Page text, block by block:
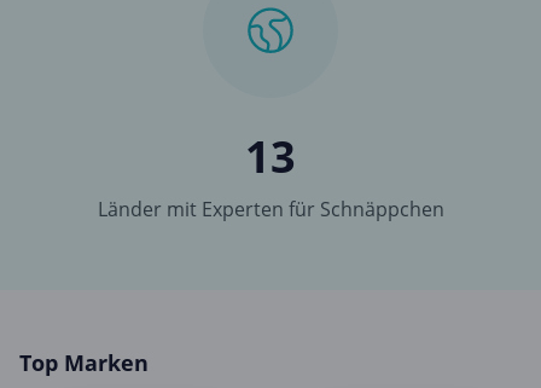
13
Länder mit Experten für Schnäppchen
Top Marken